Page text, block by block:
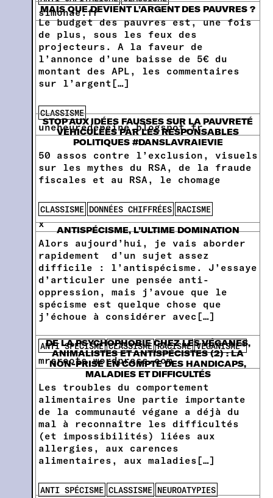
simonae.fr
MAIS QUE DEVIENT L’ARGENT DES PAUVRES ?
Le budget des pauvres est, une fois
de plus, sous les feux des
projecteurs. A la faveur de
l’annonce d’une baisse de 5€ du
montant des APL, les commentaires
sur l’argent[…]
CLASSISME
uneheuredepeine.blogspot.fr
STOP AUX IDÉES FAUSSES SUR LA PAUVRETÉ
VÉHICULÉES PAR LES RESPONSABLES
POLITIQUES #DANSLAVRAIEVIE
50 assos contre l’exclusion, visuels
sur les mythes du RSA, de la fraude
fiscales et au RSA, le chomage
CLASSISME DONNÉES CHIFFRÉES RACISME
x
ANTISPÉCISME, L’ULTIME DOMINATION
Alors aujourd’hui, je vais aborder
rapidement d’un sujet assez
difficile : l’antispécisme. J’essaye
d’articuler une pensée anti-
oppression, mais j’avoue que le
spécisme est quelque chose que
j’échoue à considérer avec[…]
ANTI SPÉCISME CLASSISME RACISME VÉGANISME™
mrsroots.wordpress.com
DE LA PSYCHOPHOBIE CHEZ LES VÉGANES,
ANIMALISTES ET ANTISPÉCISTES (2) : LA
NON-PRISE EN COMPTE DES HANDICAPS,
MALADIES ET DIFFICULTÉS
Les troubles du comportement
alimentaires Une partie importante
de la communauté végane a déjà du
mal à reconnaître les difficultés
(et impossibilités) liées aux
allergies, aux carences
alimentaires, aux maladies[…]
ANTI SPÉCISME CLASSISME NEUROATYPIES